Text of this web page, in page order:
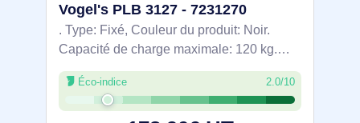
Vogel's PLB 3127 - 7231270
. Type: Fixé, Couleur du produit: Noir.
Capacité de charge maximale: 120 kg.
Largeur: 2700 mm
Éco-indice 2.0/10